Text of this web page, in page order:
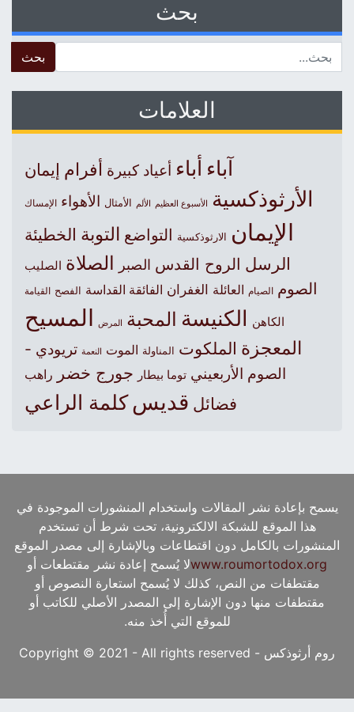
بحث
العلامات
آباءأباء أعياد كبيرة أفرام إيمان
الأرثوذكسية الأسبوع العظيم الألم الأمثال الأهواء الإمساك
الإيمان الارثوذكسية التواضع التوبة الخطيئة
الرسل الروح القدس الصبر الصلاة الصليب
الصوم الصيام العائلة الغفران الفائقة القداسة الفصح القيامة
الكاهن الكنيسةالمحبة المرض المسيح
المعجزة الملكوت المناولة الموت النعمة تريودي -
الصوم الأربعيني توما بيطار جورج خضر راهب
فضائل قديس كلمة الراعي
يسمح بإعادة نشر المقالات واستخدام المنشورات الموجودة في
هذا الموقع للشبكة الالكترونية، تحت شرط أن تستخدم
المنشورات بالكامل دون اقتطاعات وبالإشارة إلى مصدر الموقع
www.roumortodox.orgلا يُسمح إعادة نشر مقتطعات أو
مقتطفات من النص، كذلك لا يُسمح استعارة النصوص أو
مقتطفات منها دون الإشارة إلى المصدر الأصلي للكاتب أو
للموقع التي أُخذ منه.
روم أرثوذكس - Copyright © 2021 - All rights reserved